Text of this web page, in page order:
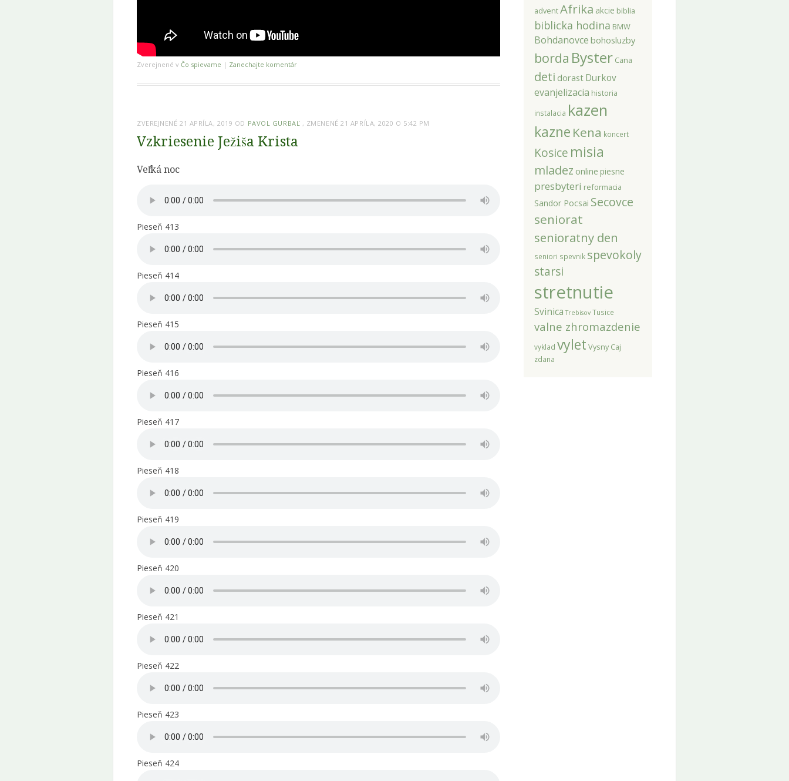
Zverejnené v Čo spievame | Zanechajte komentár
ZVEREJNENÉ 21 APRÍLA, 2019 OD PAVOL GURBAĽ , ZMENENÉ 21 APRÍLA, 2020 O 5:42 PM
Vzkriesenie Ježiša Krista
Veľká noc
Pieseň 413
Pieseň 414
Pieseň 415
Pieseň 416
Pieseň 417
Pieseň 418
Pieseň 419
Pieseň 420
Pieseň 421
Pieseň 422
Pieseň 423
Pieseň 424
adventAfrika akcie biblia
biblicka hodina BMW
Bohdanovce bohosluzby
borda Byster Cana
deti dorast Durkov
evanjelizacia historia
instalacia kazen
kazne Kena koncert
Kosice misia
mladez online piesne
presbyteri reformacia
Sandor Pocsai Secovce
seniorat
senioratny den
seniori spevnik spevokoly
starsi
stretnutie
Svinica Trebisov Tusice
valne zhromazdenie
vyklad vylet Vysny Caj
zdana